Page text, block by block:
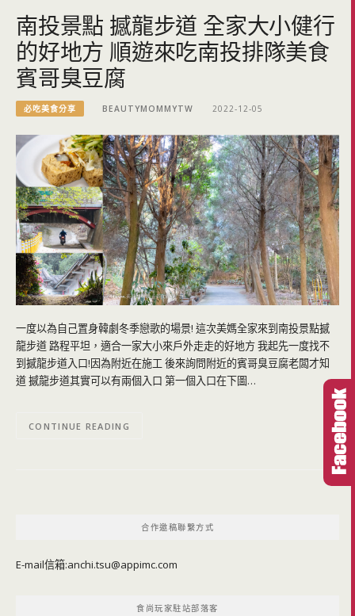
南投景點 撼龍步道 全家大小健行
的好地方 順遊來吃南投排隊美食
賓哥臭豆腐
必吃美食分享 BEAUTYMOMMYTW 2022-12-05
一度以為自己置身韓劇冬季戀歌的場景! 這次美媽全家來到南投景點撼
龍步道 路程平坦，適合一家大小來戶外走走的好地方 我起先一度找不
到撼龍步道入口!因為附近在施工 後來詢問附近的賓哥臭豆腐老闆才知
道 撼龍步道其實可以有兩個入口 第一個入口在下圖…
CONTINUE READING
合作邀稿聯繫方式
E-mail信箱:anchi.tsu@appimc.com
食尚玩家駐站部落客